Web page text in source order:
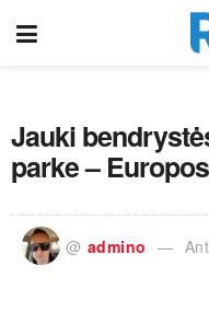
Jauki
parke –
@ admino